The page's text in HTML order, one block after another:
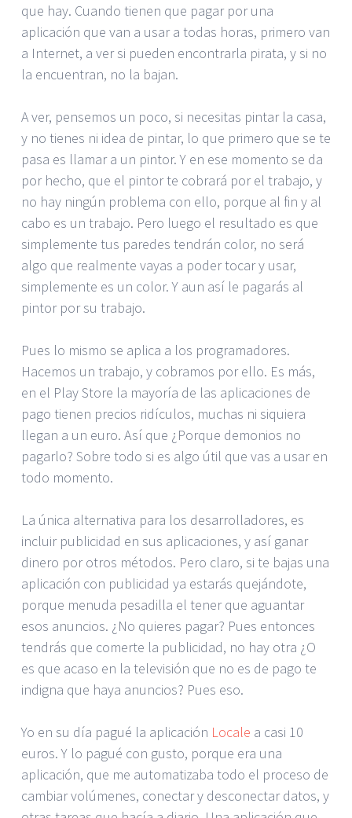
que hay. Cuando tienen que pagar por una
aplicación que van a usar a todas horas, primero van
a Internet, a ver si pueden encontrarla pirata, y si no
la encuentran, no la bajan.
A ver, pensemos un poco, si necesitas pintar la casa,
y no tienes ni idea de pintar, lo que primero que se te
pasa es llamar a un pintor. Y en ese momento se da
por hecho, que el pintor te cobrará por el trabajo, y
no hay ningún problema con ello, porque al fin y al
cabo es un trabajo. Pero luego el resultado es que
simplemente tus paredes tendrán color, no será
algo que realmente vayas a poder tocar y usar,
simplemente es un color. Y aun así le pagarás al
pintor por su trabajo.
Pues lo mismo se aplica a los programadores.
Hacemos un trabajo, y cobramos por ello. Es más,
en el Play Store la mayoría de las aplicaciones de
pago tienen precios ridículos, muchas ni siquiera
llegan a un euro. Así que ¿Porque demonios no
pagarlo? Sobre todo si es algo útil que vas a usar en
todo momento.
La única alternativa para los desarrolladores, es
incluir publicidad en sus aplicaciones, y así ganar
dinero por otros métodos. Pero claro, si te bajas una
aplicación con publicidad ya estarás quejándote,
porque menuda pesadilla el tener que aguantar
esos anuncios. ¿No quieres pagar? Pues entonces
tendrás que comerte la publicidad, no hay otra ¿O
es que acaso en la televisión que no es de pago te
indigna que haya anuncios? Pues eso.
Yo en su día pagué la aplicación Locale a casi 10
euros. Y lo pagué con gusto, porque era una
aplicación, que me automatizaba todo el proceso de
cambiar volúmenes, conectar y desconectar datos, y